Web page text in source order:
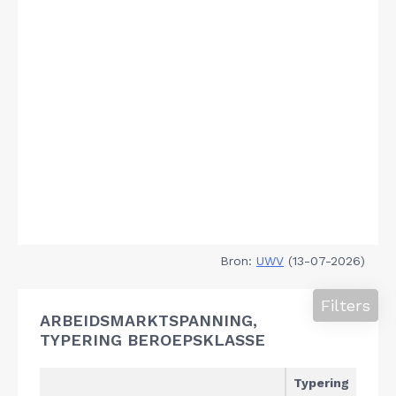
Bron: UWV (13-07-2026)
ARBEIDSMARKTSPANNING,
TYPERING BEROEPSKLASSE
Filters